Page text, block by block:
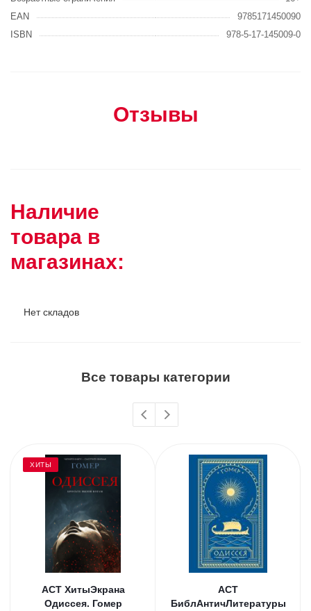
EAN
9785171450090
ISBN
978-5-17-145009-0
Отзывы
Наличие
товара в
магазинах:
Нет складов
Все товары категории
ХИТЫ
АСТ ХитыЭкрана
Одиссея. Гомер
АСТ
БиблАнтичЛитературы